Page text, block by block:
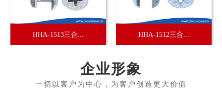
HHA-1513三合... HHA-1512三合...
企业形象